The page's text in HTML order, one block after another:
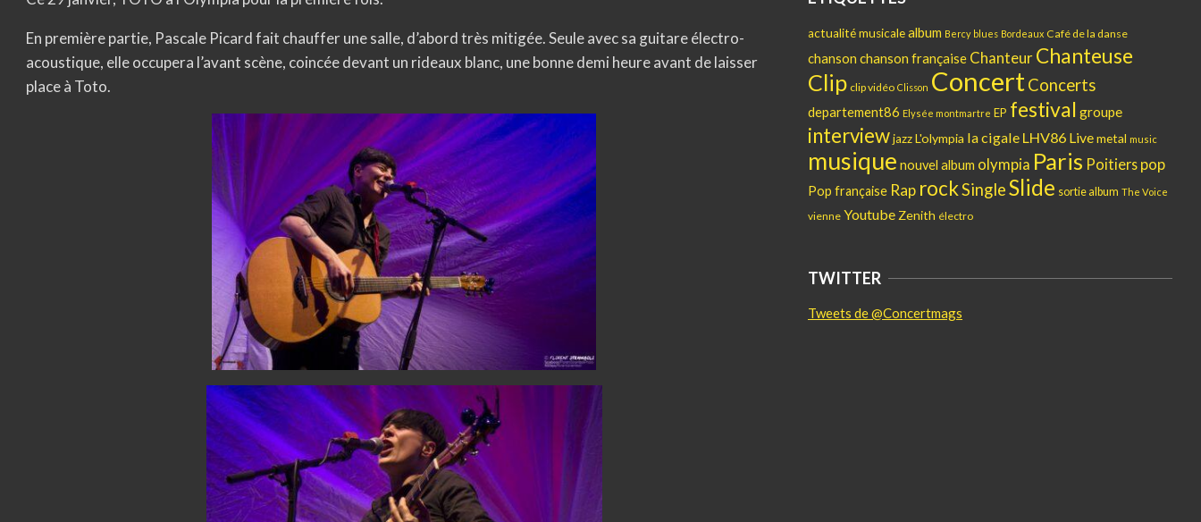
En première partie, Pascale Picard fait chauffer une salle, d’abord très mitigée. Seule avec sa guitare électro-
acoustique, elle occupera l’avant scène, coincée devant un rideaux blanc, une bonne demi heure avant de laisser
place à Toto.
actualité musicalealbum Bercy blues Bordeaux Café de la danse
chanson chanson française ChanteurChanteuse
Clip clip vidéo Clisson ConcertConcerts
departement86 Elysée montmartre EP festival groupe
interviewjazzL'olympia la cigale LHV86 Livemetal music
musique nouvel album olympia Paris Poitiers pop
Pop française Rap rockSingleSlide sortie album The Voice
vienne Youtube Zenith électro
TWITTER
Tweets de @Concertmags